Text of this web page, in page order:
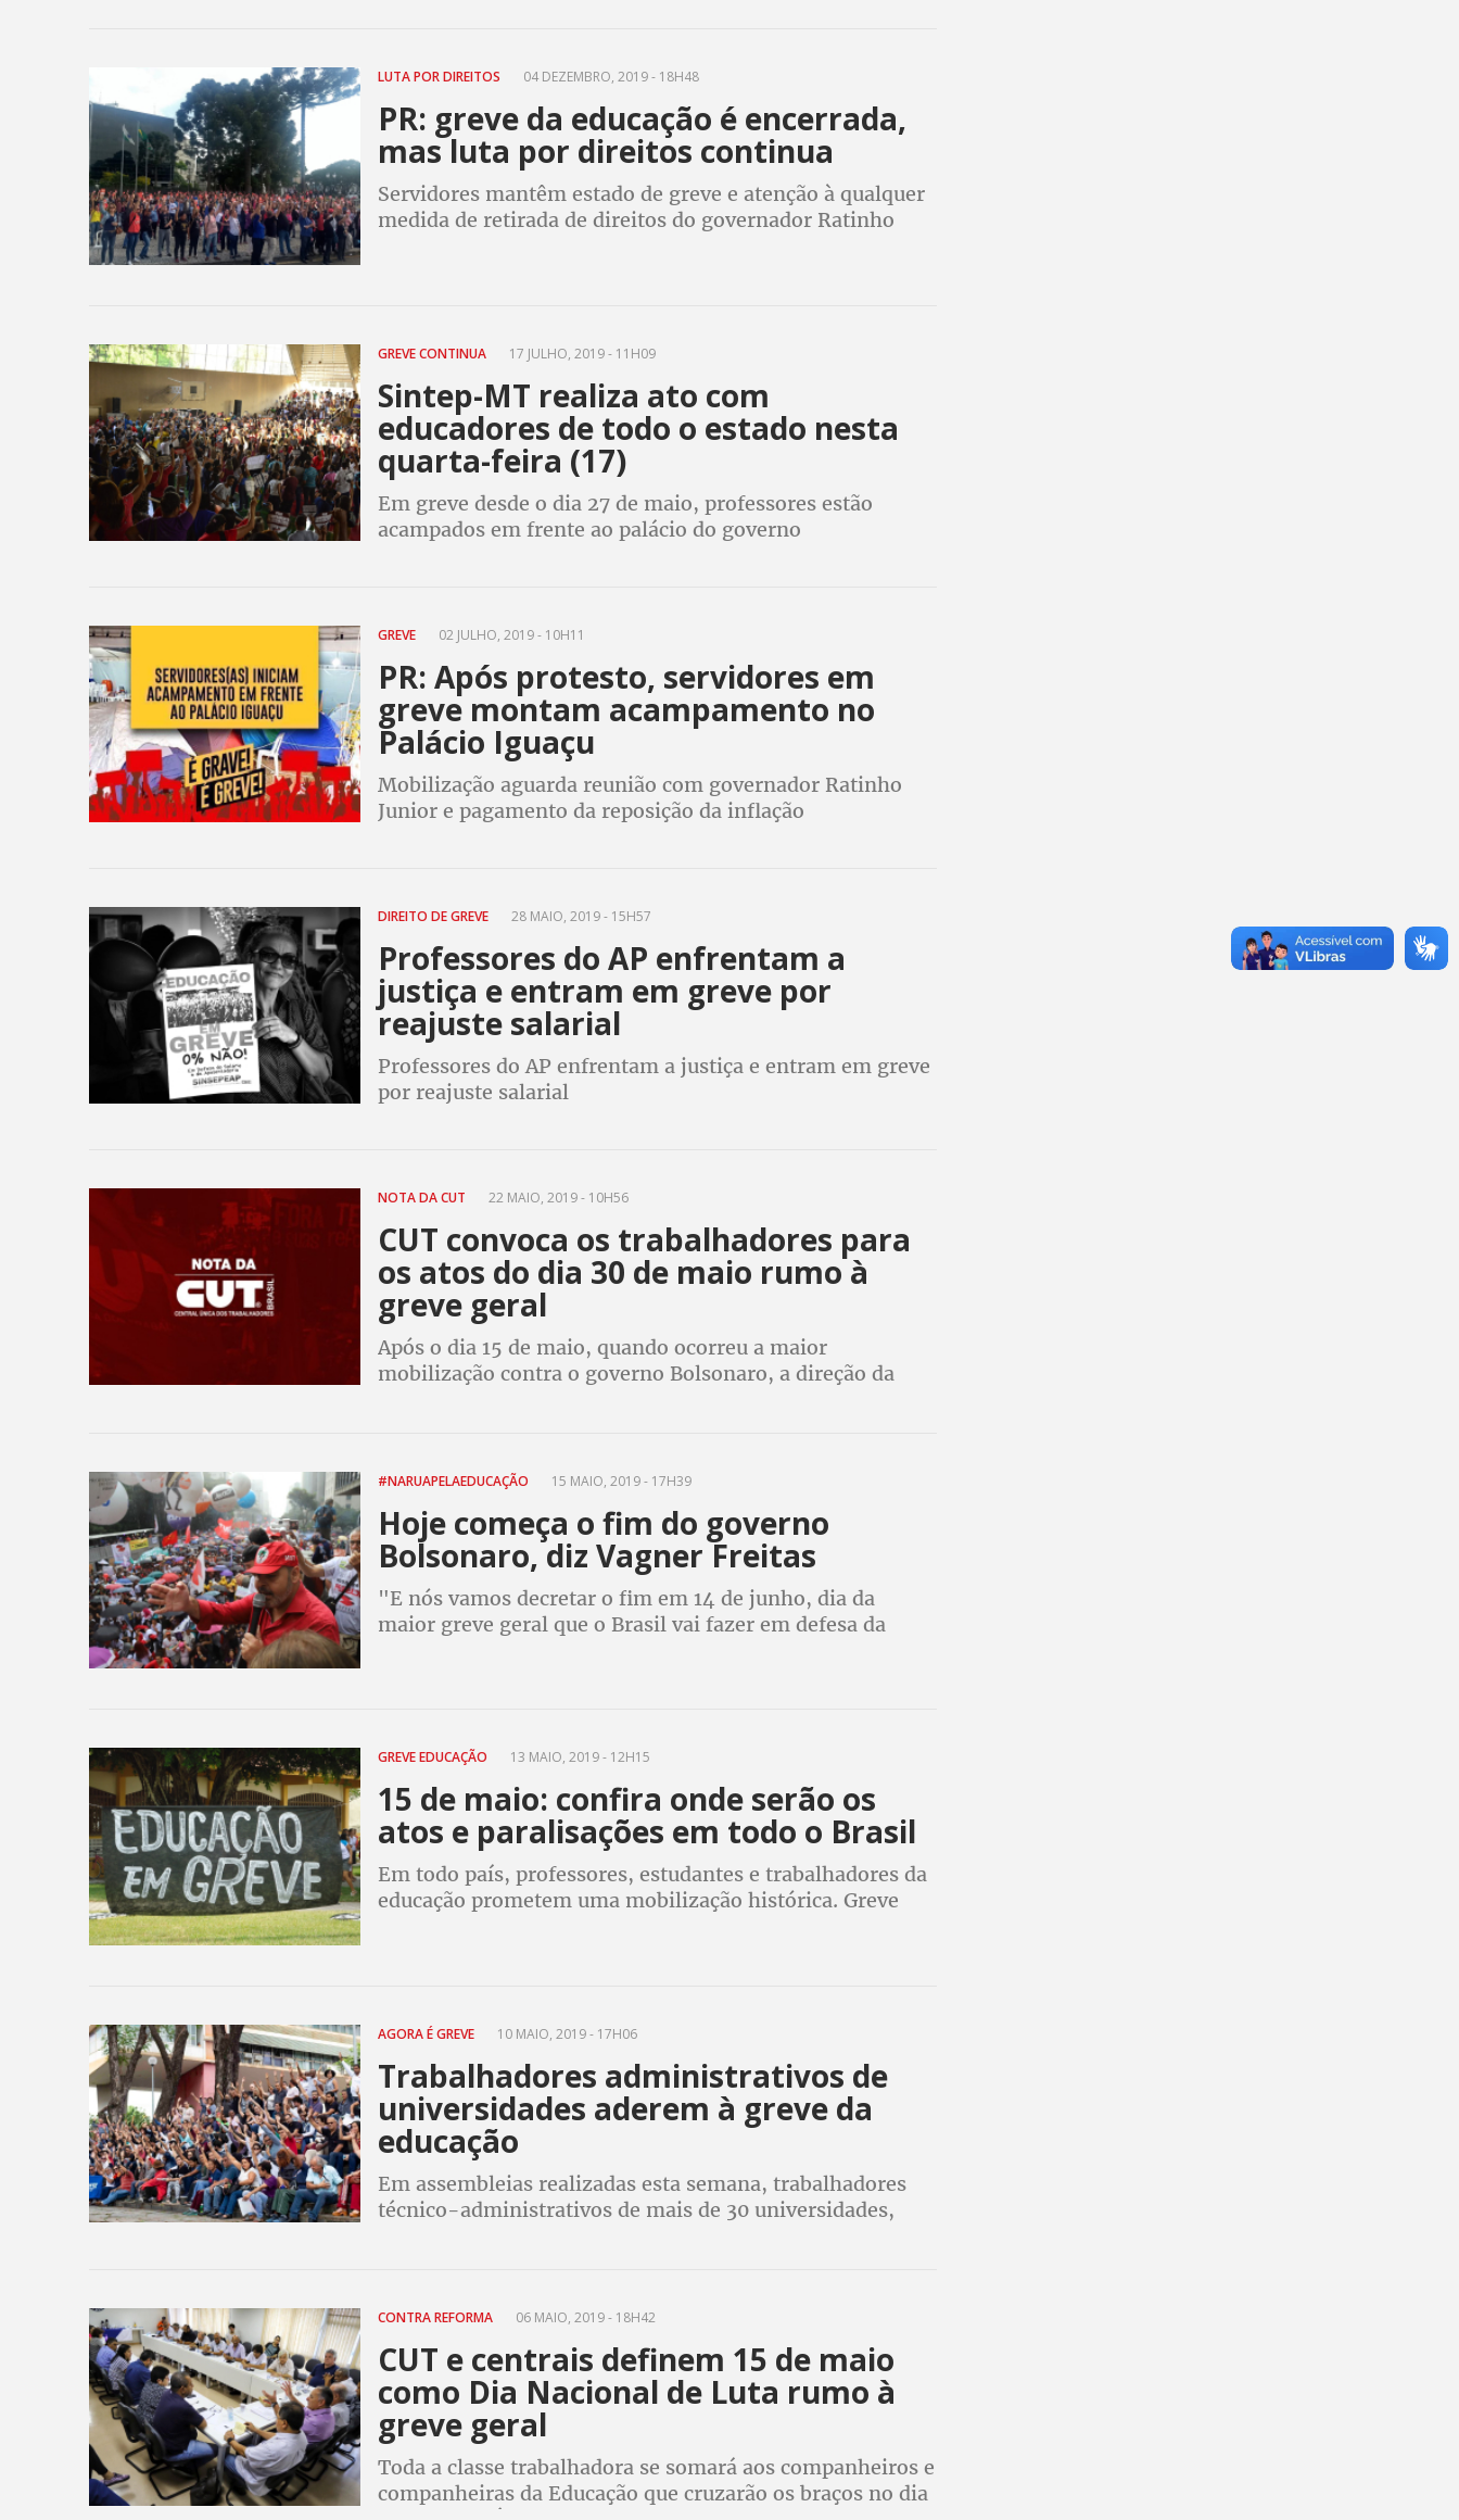
LUTA POR DIREITOS 04 DEZEMBRO, 2019 - 18H48
PR: greve da educação é encerrada,
mas luta por direitos continua
Servidores mantêm estado de greve e atenção à qualquer
medida de retirada de direitos do governador Ratinho
GREVE CONTINUA 17 JULHO, 2019 - 11H09
Sintep-MT realiza ato com
educadores de todo o estado nesta
quarta-feira (17)
Em greve desde o dia 27 de maio, professores estão
acampados em frente ao palácio do governo
GREVE 02 JULHO, 2019 - 10H11
PR: Após protesto, servidores em
greve montam acampamento no
Palácio Iguaçu
Mobilização aguarda reunião com governador Ratinho
Junior e pagamento da reposição da inflação
DIREITO DE GREVE 28 MAIO, 2019 - 15H57
Professores do AP enfrentam a
justiça e entram em greve por
reajuste salarial
Professores do AP enfrentam a justiça e entram em greve
por reajuste salarial
NOTA DA CUT 22 MAIO, 2019 - 10H56
CUT convoca os trabalhadores para
os atos do dia 30 de maio rumo à
greve geral
Após o dia 15 de maio, quando ocorreu a maior
mobilização contra o governo Bolsonaro, a direção da
#NARUAPELAEDUCAÇÃO 15 MAIO, 2019 - 17H39
Hoje começa o fim do governo
Bolsonaro, diz Vagner Freitas
"E nós vamos decretar o fim em 14 de junho, dia da
maior greve geral que o Brasil vai fazer em defesa da
GREVE EDUCAÇÃO 13 MAIO, 2019 - 12H15
15 de maio: confira onde serão os
atos e paralisações em todo o Brasil
Em todo país, professores, estudantes e trabalhadores da
educação prometem uma mobilização histórica. Greve
AGORA É GREVE 10 MAIO, 2019 - 17H06
Trabalhadores administrativos de
universidades aderem à greve da
educação
Em assembleias realizadas esta semana, trabalhadores
técnico-administrativos de mais de 30 universidades,
CONTRA REFORMA 06 MAIO, 2019 - 18H42
CUT e centrais definem 15 de maio
como Dia Nacional de Luta rumo à
greve geral
Toda a classe trabalhadora se somará aos companheiros e
companheiras da Educação que cruzarão os braços no dia